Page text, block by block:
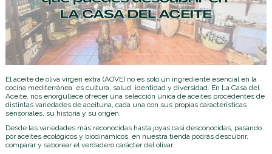
El aceite de oliva virgen extra (AOVE) no es solo un ingrediente esencial en la
cocina mediterránea: es cultura, salud, identidad y diversidad. En La Casa del
Aceite, nos enorgullece ofrecer una selección única de aceites procedentes de
distintas variedades de aceituna, cada una con sus propias características
sensoriales, su historia y su origen.
Desde las variedades más reconocidas hasta joyas casi desconocidas, pasando
por aceites ecológicos y biodinámicos, en nuestra tienda podrás descubrir,
comparar y saborear el verdadero carácter del olivar.